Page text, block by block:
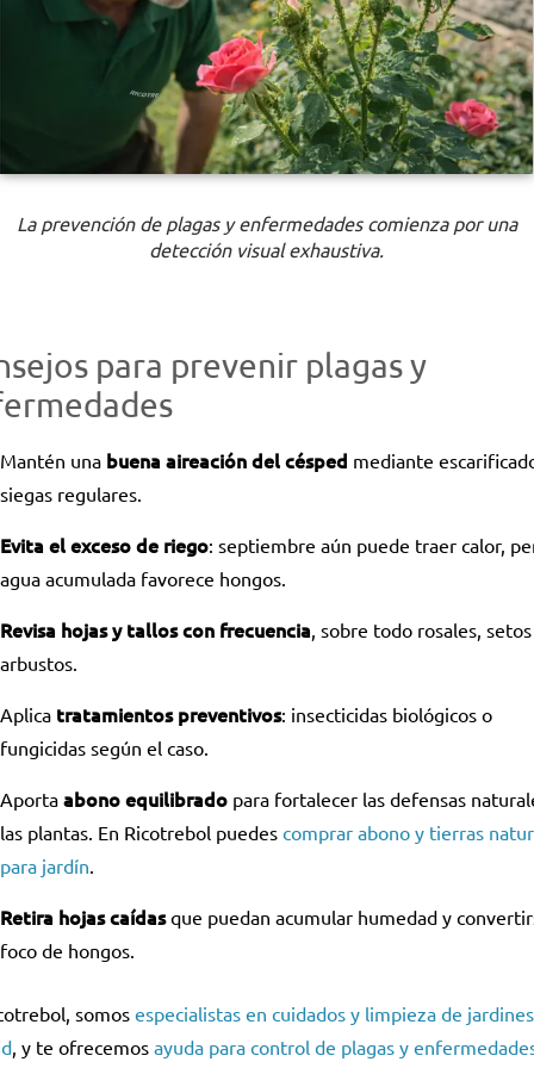
La prevención de plagas y enfermedades comienza por una
detección visual exhaustiva.
para prevenir plagas y
Mantén una buena aireación del césped mediante
siegas regulares.
Evita el exceso de riego: septiembre aún puede traer calor,
agua acumulada favorece hongos.
Revisa hojas y tallos con frecuencia, sobre todo rosales,
arbustos.
Aplica tratamientos preventivos: insecticidas biológicos o
fungicidas según el caso.
Aportaabono equilibrado para fortalecer las defensas
las plantas. En Ricotrebol puedescomprar abono y tierras
para jardín.
Retira hojas caídasque puedan acumular humedad y
foco de hongos.
somosespecialistas en cuidados y limpieza de
, y te ofrecemosayuda para control de plagas y